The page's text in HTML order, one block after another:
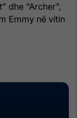
dhe “Archer”,
Emmy në vitin